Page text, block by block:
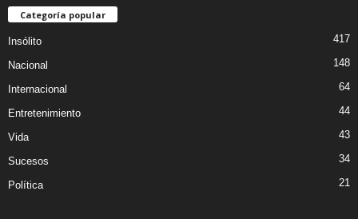
Categoría popular
Insólito 417
Nacional 148
Internacional 64
Entretenimiento 44
Vida 43
Sucesos 34
Política 21